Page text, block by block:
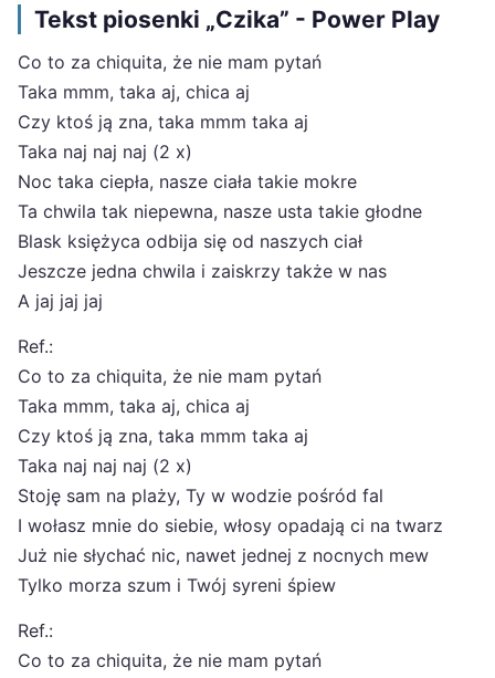
Tekst piosenki „Czika” - Power Play
Co to za chiquita, że nie mam pytań
Taka mmm, taka aj, chica aj
Czy ktoś ją zna, taka mmm taka aj
Taka naj naj naj (2 x)
Noc taka ciepła, nasze ciała takie mokre
Ta chwila tak niepewna, nasze usta takie głodne
Blask księżyca odbija się od naszych ciał
Jeszcze jedna chwila i zaiskrzy także w nas
A jaj jaj jaj
Ref.:
Co to za chiquita, że nie mam pytań
Taka mmm, taka aj, chica aj
Czy ktoś ją zna, taka mmm taka aj
Taka naj naj naj (2 x)
Stoję sam na plaży, Ty w wodzie pośród fal
I wołasz mnie do siebie, włosy opadają ci na twarz
Już nie słychać nic, nawet jednej z nocnych mew
Tylko morza szum i Twój syreni śpiew
Ref.:
Co to za chiquita, że nie mam pytań